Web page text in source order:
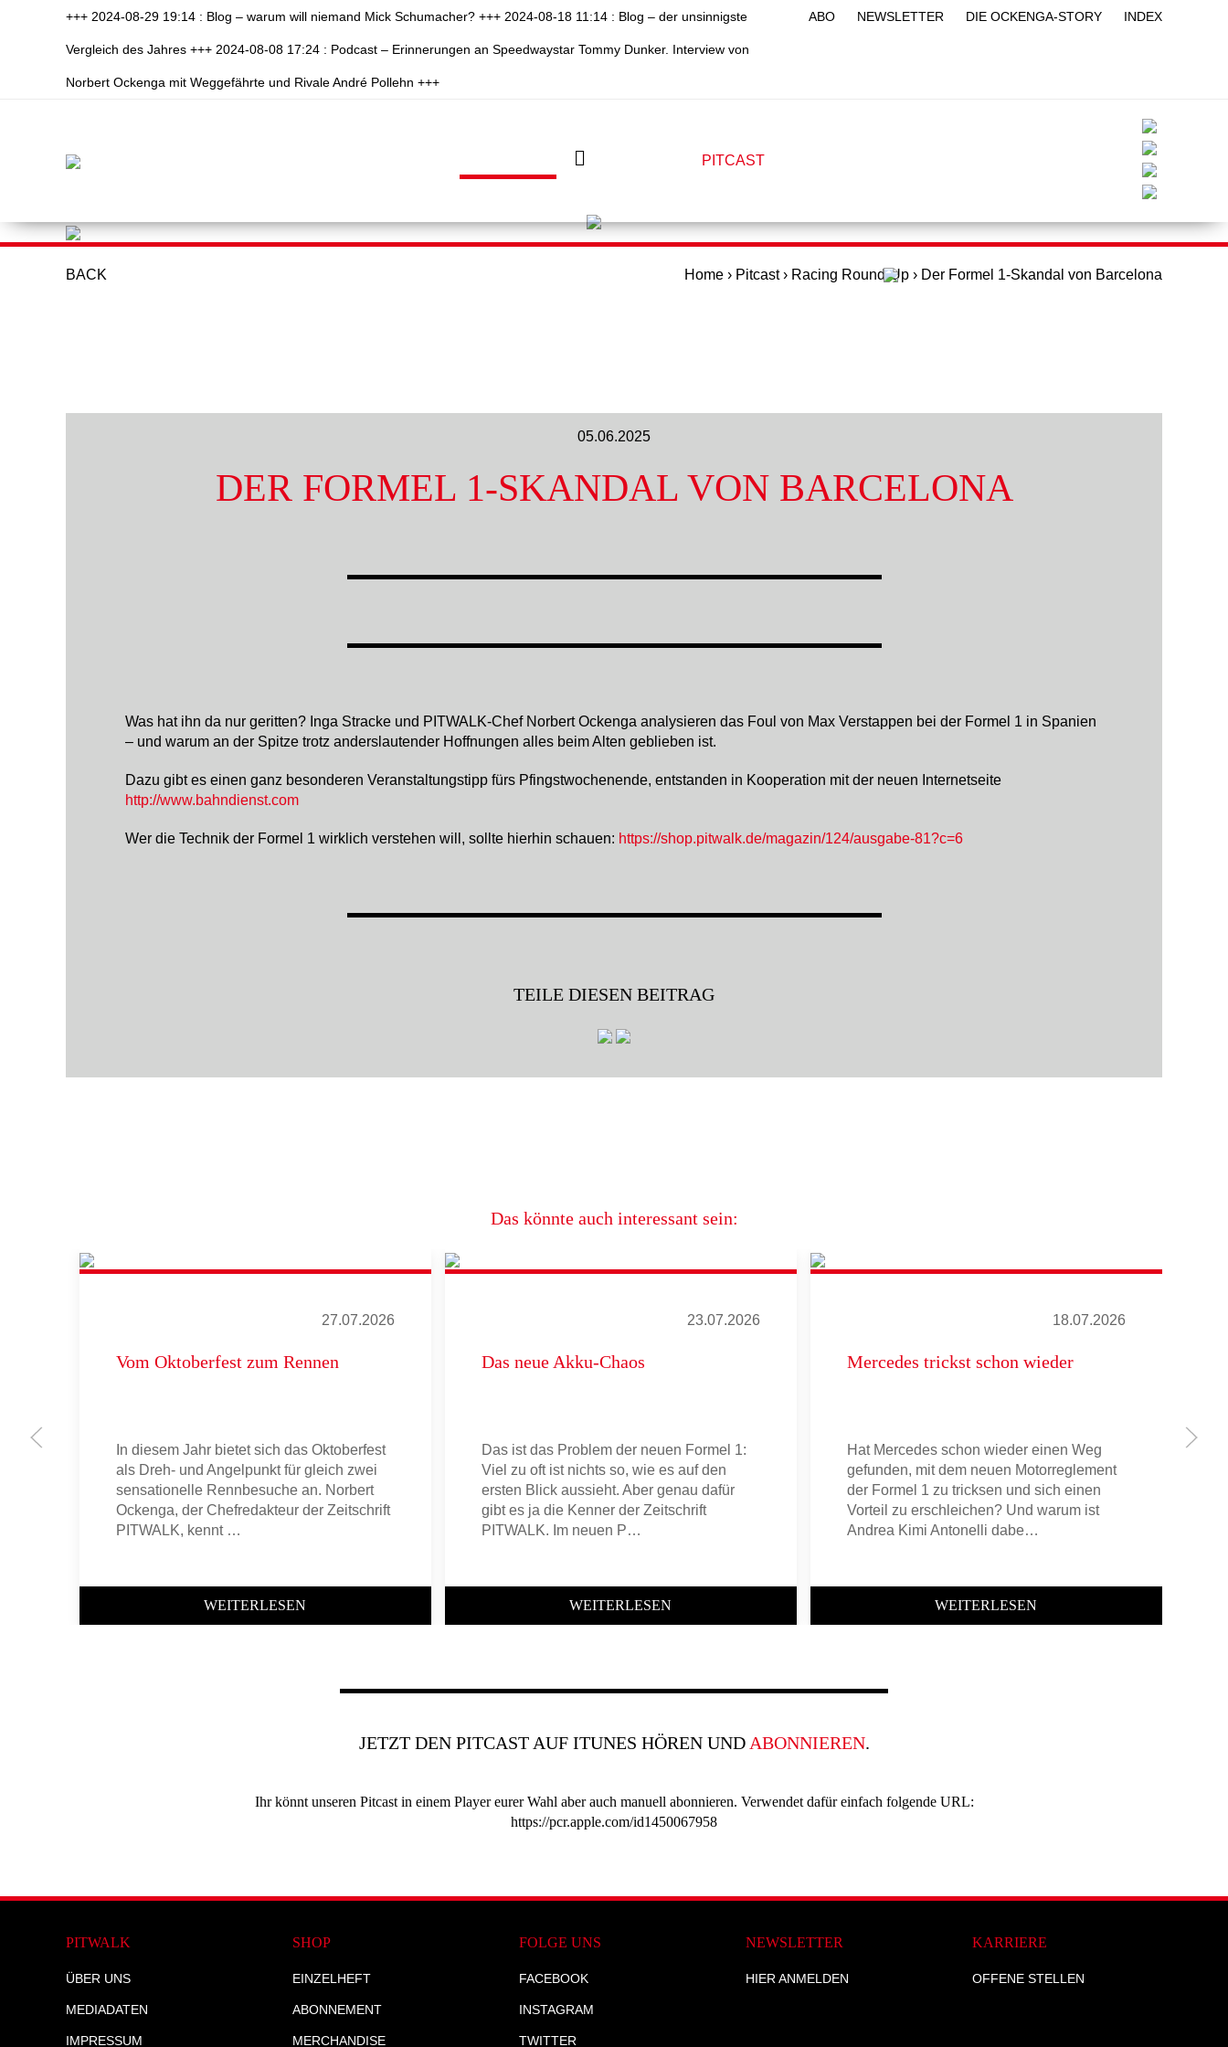
+++ 2024-08-29 19:14 : Blog – warum will niemand Mick Schumacher? +++ 2024-08-18 11:14 : Blog – der unsinnigste
Vergleich des Jahres +++ 2024-08-08 17:24 : Podcast – Erinnerungen an Speedwaystar Tommy Dunker. Interview von
Norbert Ockenga mit Weggefährte und Rivale André Pollehn +++
ABO NEWSLETTER DIE OCKENGA-STORY INDEX
PITCAST
BACK Home › Pitcast› Racing Round-Up › Der Formel 1-Skandal von Barcelona
05.06.2025
DER FORMEL 1-SKANDAL VON BARCELONA
Was hat ihn da nur geritten? Inga Stracke und PITWALK-Chef Norbert Ockenga analysieren das Foul von Max Verstappen bei der Formel 1 in Spanien
– und warum an der Spitze trotz anderslautender Hoffnungen alles beim Alten geblieben ist.
Dazu gibt es einen ganz besonderen Veranstaltungstipp fürs Pfingstwochenende, entstanden in Kooperation mit der neuen Internetseite
http://www.bahndienst.com
Wer die Technik der Formel 1 wirklich verstehen will, sollte hierhin schauen: https://shop.pitwalk.de/magazin/124/ausgabe-81?c=6
TEILE DIESEN BEITRAG
Das könnte auch interessant sein:
27.07.2026
Vom Oktoberfest zum Rennen
In diesem Jahr bietet sich das Oktoberfest
als Dreh- und Angelpunkt für gleich zwei
sensationelle Rennbesuche an. Norbert
Ockenga, der Chefredakteur der Zeitschrift
PITWALK, kennt …
WEITERLESEN
23.07.2026
Das neue Akku-Chaos
Das ist das Problem der neuen Formel 1:
Viel zu oft ist nichts so, wie es auf den
ersten Blick aussieht. Aber genau dafür
gibt es ja die Kenner der Zeitschrift
PITWALK. Im neuen P…
WEITERLESEN
18.07.2026
Mercedes trickst schon wieder
Hat Mercedes schon wieder einen Weg
gefunden, mit dem neuen Motorreglement
der Formel 1 zu tricksen und sich einen
Vorteil zu erschleichen? Und warum ist
Andrea Kimi Antonelli dabe…
WEITERLESEN
JETZT DEN PITCAST AUF ITUNES HÖREN UND ABONNIEREN.
Ihr könnt unseren Pitcast in einem Player eurer Wahl aber auch manuell abonnieren. Verwendet dafür einfach folgende URL:
https://pcr.apple.com/id1450067958
PITWALK
ÜBER UNS
MEDIADATEN
IMPRESSUM
SHOP
EINZELHEFT
ABONNEMENT
MERCHANDISE
FOLGE UNS
FACEBOOK
INSTAGRAM
TWITTER
NEWSLETTER
HIER ANMELDEN
KARRIERE
OFFENE STELLEN